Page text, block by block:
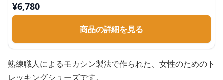
¥6,780
商品の詳細を見る
熟練職人によるモカシン製法で作られた、女性のためのト
レッキングシューズです。